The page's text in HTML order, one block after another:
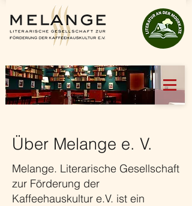
Über Melange e. V.
Melange. Literarische Gesellschaft
zur Förderung der
Kaffeehauskultur e.V. ist ein